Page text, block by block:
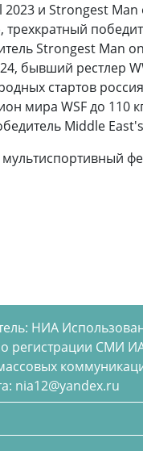
и Strongest
трехкратный
Strongest Man
бывший рестлер
стартов
мира WSF до 110
Middle
НИА
о регистрации СМИ
nia12@yandex.ru